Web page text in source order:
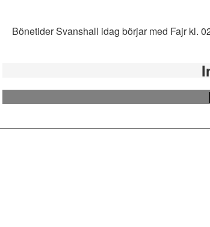
Bönetider Svanshall idag börjar med Fajr kl.